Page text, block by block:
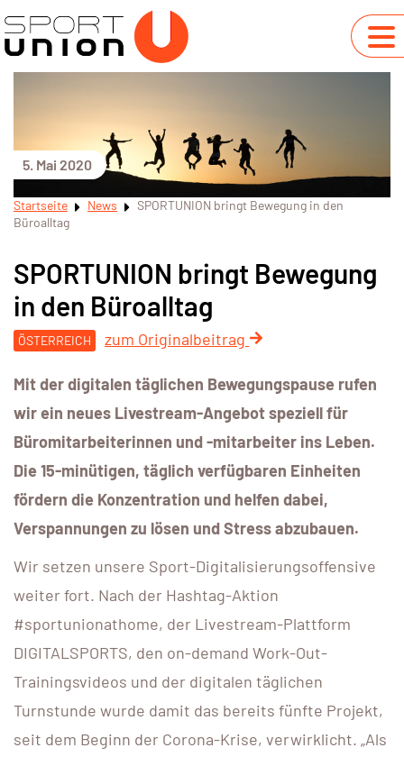
5. Mai 2020
Startseite News
SPORTUNION bringt Bewegung in den
Büroalltag
SPORTUNION bringt Bewegung
in den Büroalltag
ÖSTERREICH zum Originalbeitrag
Mit der digitalen täglichen Bewegungspause rufen
wir ein neues Livestream-Angebot speziell für
Büromitarbeiterinnen und -mitarbeiter ins Leben.
Die 15-minütigen, täglich verfügbaren Einheiten
fördern die Konzentration und helfen dabei,
Verspannungen zu lösen und Stress abzubauen.
Wir setzen unsere Sport-Digitalisierungsoffensive
weiter fort. Nach der Hashtag-Aktion
#sportunionathome, der Livestream-Plattform
DIGITALSPORTS, den on-demand Work-Out-
Trainingsvideos und der digitalen täglichen
Turnstunde wurde damit das bereits fünfte Projekt,
seit dem Beginn der Corona-Krise, verwirklicht. „Als